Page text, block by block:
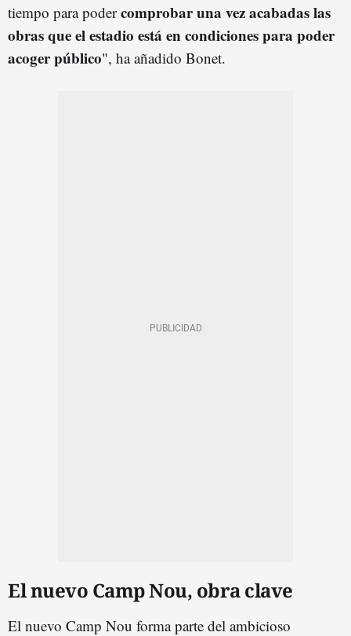
tiempo para podercomprobar una vez acabadas las
obras que el estadio está en condiciones para poder
acoger público", ha añadido Bonet.
El nuevo Camp Nou, obra clave
El nuevo Camp Nou forma parte del ambicioso